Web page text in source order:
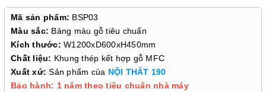
Mã sản phẩm: BSP03
Màu sắc: Bảng màu gỗ tiêu chuẩn
Kích thước: W1200xD600xH450mm
Chất liệu: Khung thép kết hợp gỗ MFC
Xuất xứ: Sản phẩm của NỘI THẤT 190
Bảo hành: 1 năm theo tiêu chuẩn nhà máy